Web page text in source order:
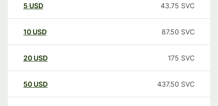
5 USD 43.75 SVC
10 USD 87.50 SVC
20 USD 175 SVC
50 USD 437.50 SVC